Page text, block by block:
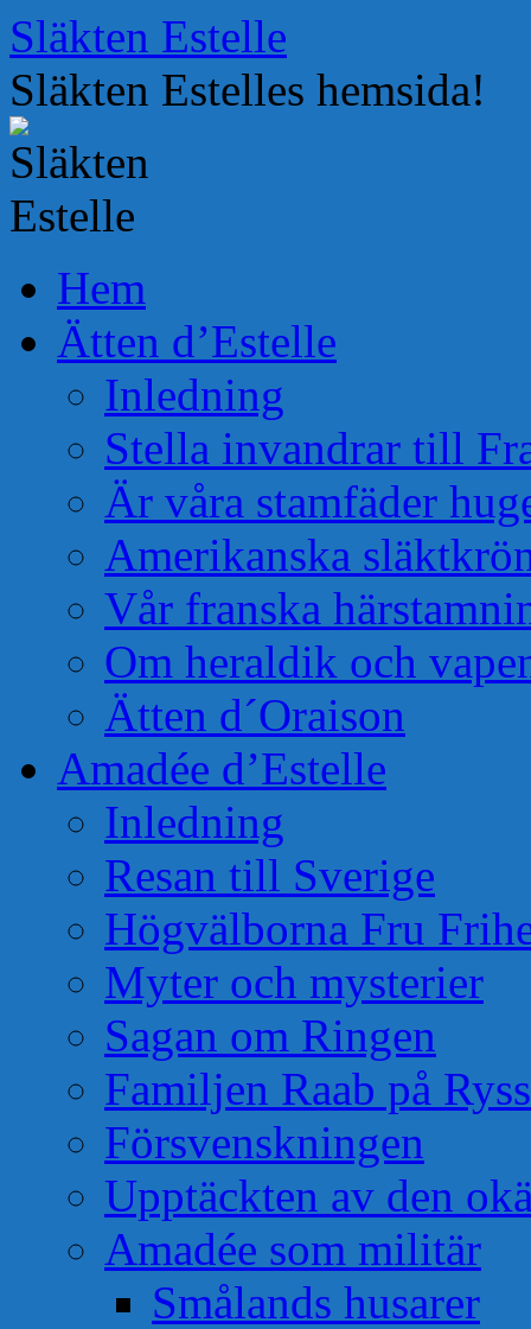
Hoppa
till
innehåll
Släkten Estelle
Släkten Estelles hemsida!
Hem
Ätten d’Estelle
Inledning
Stella invandrar till
Är våra stamfäder
Amerikanska
Vår franska
Om heraldik och
Ätten d´Oraison
Amadée d’Estelle
Inledning
Resan till Sverige
Högvälborna Fru
Myter och mysterier
Sagan om Ringen
Familjen Raab på
Försvenskningen
Upptäckten av den
Amadée som militär
Smålands husarer